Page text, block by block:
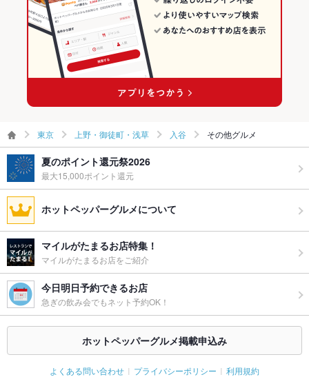
東京 上野・御徒町・浅草 入谷 その他グルメ
夏のポイント還元祭2026
最大15,000ポイント還元
ホットペッパーグルメについて
マイルがたまるお店特集！
マイルがたまるお店をご紹介
今日明日予約できるお店
急ぎの飲み会でもネット予約OK！
ホットペッパーグルメ掲載申込み
よくある問い合わせ プライバシーポリシー 利用規約